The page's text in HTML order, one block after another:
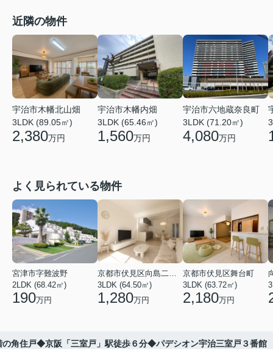
近隣の物件
宇治市木幡北山畑
3LDK (89.05㎡)
2,380万円
宇治市木幡内畑
3LDK (65.46㎡)
1,560万円
宇治市六地蔵奈良町
3LDK (71.20㎡)
4,080万円
よく見られている物件
宮津市字難波野
2LDK (68.42㎡)
190万円
3LDK (64.50㎡)
1,280万円
京都市伏見区舞台町
3LDK (63.72㎡)
2,180万円
角住戸◆京阪「三室戸」駅徒歩６分◆パデシオン宇治三室戸３番館